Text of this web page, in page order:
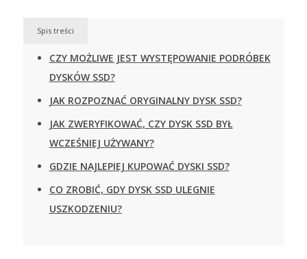
Spis treści
CZY MOŻLIWE JEST WYSTĘPOWANIE PODRÓBEK
DYSKÓW SSD?
JAK ROZPOZNAĆ ORYGINALNY DYSK SSD?
JAK ZWERYFIKOWAĆ, CZY DYSK SSD BYŁ
WCZEŚNIEJ UŻYWANY?
GDZIE NAJLEPIEJ KUPOWAĆ DYSKI SSD?
CO ZROBIĆ, GDY DYSK SSD ULEGNIE
USZKODZENIU?